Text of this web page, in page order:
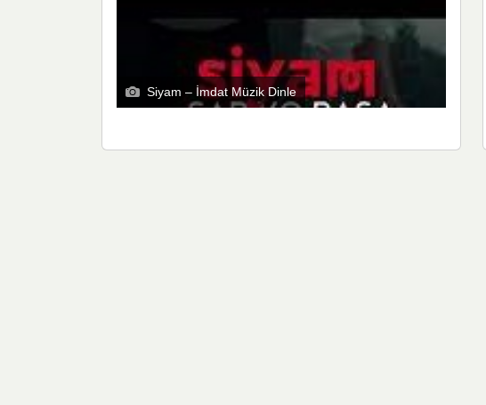
Siyam – İmdat Müzik Dinle